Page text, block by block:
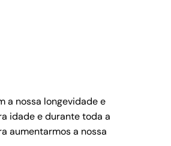
a nossa longevidade e
idade e durante toda a
aumentarmos a nossa